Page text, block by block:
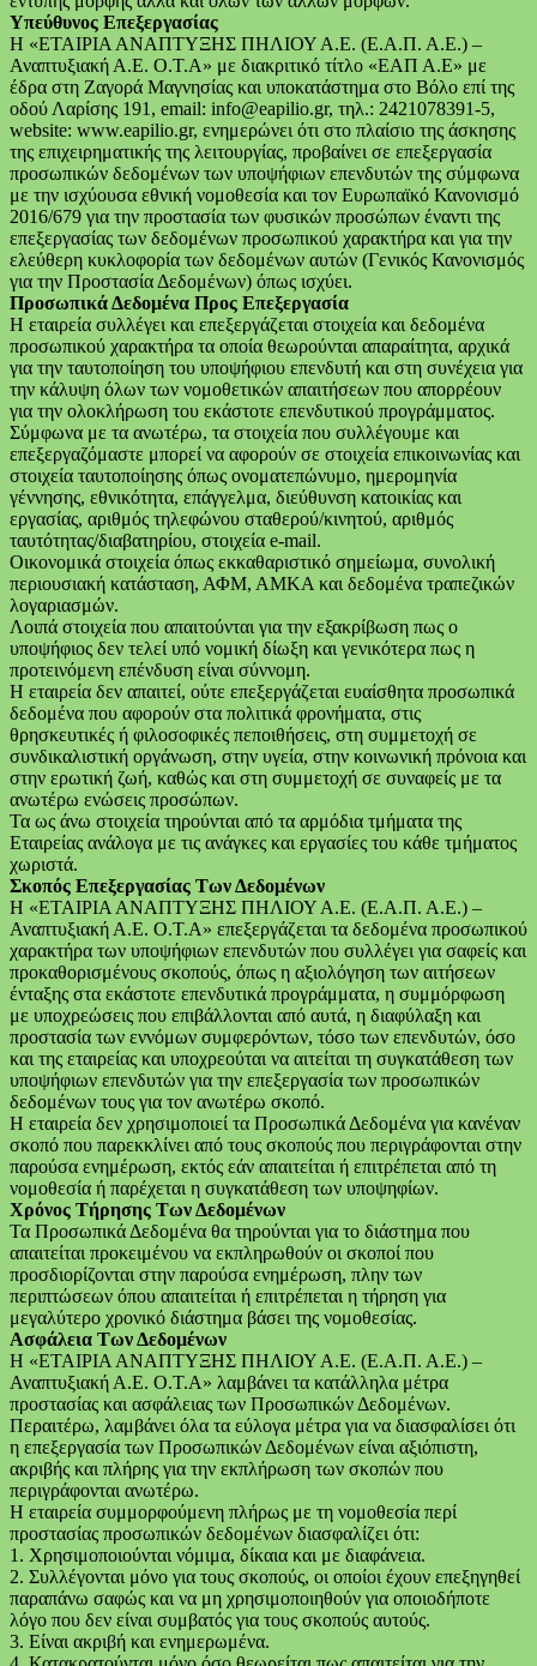
Υπεύθυνος Επεξεργασίας
Η «ΕΤΑΙΡΙΑ ΑΝΑΠΤΥΞΗΣ ΠΗΛΙΟΥ Α.Ε. (Ε.Α.Π. Α.Ε.) –
Αναπτυξιακή Α.Ε. Ο.Τ.Α» με διακριτικό τίτλο «ΕΑΠ Α.Ε» με
έδρα στη Ζαγορά Μαγνησίας και υποκατάστημα στο Βόλο επί της
οδού Λαρίσης 191, email: info@eapilio.gr, τηλ.: 2421078391-5,
website: www.eapilio.gr, ενημερώνει ότι στο πλαίσιο της άσκησης
της επιχειρηματικής της λειτουργίας, προβαίνει σε επεξεργασία
προσωπικών δεδομένων των υποψήφιων επενδυτών της σύμφωνα
με την ισχύουσα εθνική νομοθεσία και τον Ευρωπαϊκό Κανονισμό
2016/679 για την προστασία των φυσικών προσώπων έναντι της
επεξεργασίας των δεδομένων προσωπικού χαρακτήρα και για την
ελεύθερη κυκλοφορία των δεδομένων αυτών (Γενικός Κανονισμός
για την Προστασία Δεδομένων) όπως ισχύει.
Προσωπικά Δεδομένα Προς Επεξεργασία
Η εταιρεία συλλέγει και επεξεργάζεται στοιχεία και δεδομένα
προσωπικού χαρακτήρα τα οποία θεωρούνται απαραίτητα, αρχικά
για την ταυτοποίηση του υποψήφιου επενδυτή και στη συνέχεια για
την κάλυψη όλων των νομοθετικών απαιτήσεων που απορρέουν
για την ολοκλήρωση του εκάστοτε επενδυτικού προγράμματος.
Σύμφωνα με τα ανωτέρω, τα στοιχεία που συλλέγουμε και
επεξεργαζόμαστε μπορεί να αφορούν σε στοιχεία επικοινωνίας και
στοιχεία ταυτοποίησης όπως ονοματεπώνυμο, ημερομηνία
γέννησης, εθνικότητα, επάγγελμα, διεύθυνση κατοικίας και
εργασίας, αριθμός τηλεφώνου σταθερού/κινητού, αριθμός
ταυτότητας/διαβατηρίου, στοιχεία e-mail.
Οικονομικά στοιχεία όπως εκκαθαριστικό σημείωμα, συνολική
περιουσιακή κατάσταση, ΑΦΜ, ΑΜΚΑ και δεδομένα τραπεζικών
λογαριασμών.
Λοιπά στοιχεία που απαιτούνται για την εξακρίβωση πως ο
υποψήφιος δεν τελεί υπό νομική δίωξη και γενικότερα πως η
προτεινόμενη επένδυση είναι σύννομη.
Η εταιρεία δεν απαιτεί, ούτε επεξεργάζεται ευαίσθητα προσωπικά
δεδομένα που αφορούν στα πολιτικά φρονήματα, στις
θρησκευτικές ή φιλοσοφικές πεποιθήσεις, στη συμμετοχή σε
συνδικαλιστική οργάνωση, στην υγεία, στην κοινωνική πρόνοια και
στην ερωτική ζωή, καθώς και στη συμμετοχή σε συναφείς με τα
ανωτέρω ενώσεις προσώπων.
Τα ως άνω στοιχεία τηρούνται από τα αρμόδια τμήματα της
Εταιρείας ανάλογα με τις ανάγκες και εργασίες του κάθε τμήματος
χωριστά.
Σκοπός Επεξεργασίας Των Δεδομένων
Η «ΕΤΑΙΡΙΑ ΑΝΑΠΤΥΞΗΣ ΠΗΛΙΟΥ Α.Ε. (Ε.Α.Π. Α.Ε.) –
Αναπτυξιακή Α.Ε. Ο.Τ.Α» επεξεργάζεται τα δεδομένα προσωπικού
χαρακτήρα των υποψήφιων επενδυτών που συλλέγει για σαφείς και
προκαθορισμένους σκοπούς, όπως η αξιολόγηση των αιτήσεων
ένταξης στα εκάστοτε επενδυτικά προγράμματα, η συμμόρφωση
με υποχρεώσεις που επιβάλλονται από αυτά, η διαφύλαξη και
προστασία των εννόμων συμφερόντων, τόσο των επενδυτών, όσο
και της εταιρείας και υποχρεούται να αιτείται τη συγκατάθεση των
υποψήφιων επενδυτών για την επεξεργασία των προσωπικών
δεδομένων τους για τον ανωτέρω σκοπό.
Η εταιρεία δεν χρησιμοποιεί τα Προσωπικά Δεδομένα για κανέναν
σκοπό που παρεκκλίνει από τους σκοπούς που περιγράφονται στην
παρούσα ενημέρωση, εκτός εάν απαιτείται ή επιτρέπεται από τη
νομοθεσία ή παρέχεται η συγκατάθεση των υποψηφίων.
Χρόνος Τήρησης Των Δεδομένων
Τα Προσωπικά Δεδομένα θα τηρούνται για το διάστημα που
απαιτείται προκειμένου να εκπληρωθούν οι σκοποί που
προσδιορίζονται στην παρούσα ενημέρωση, πλην των
περιπτώσεων όπου απαιτείται ή επιτρέπεται η τήρηση για
μεγαλύτερο χρονικό διάστημα βάσει της νομοθεσίας.
Ασφάλεια Των Δεδομένων
Η «ΕΤΑΙΡΙΑ ΑΝΑΠΤΥΞΗΣ ΠΗΛΙΟΥ Α.Ε. (Ε.Α.Π. Α.Ε.) –
Αναπτυξιακή Α.Ε. Ο.Τ.Α» λαμβάνει τα κατάλληλα μέτρα
προστασίας και ασφάλειας των Προσωπικών Δεδομένων.
Περαιτέρω, λαμβάνει όλα τα εύλογα μέτρα για να διασφαλίσει ότι
η επεξεργασία των Προσωπικών Δεδομένων είναι αξιόπιστη,
ακριβής και πλήρης για την εκπλήρωση των σκοπών που
περιγράφονται ανωτέρω.
Η εταιρεία συμμορφούμενη πλήρως με τη νομοθεσία περί
προστασίας προσωπικών δεδομένων διασφαλίζει ότι:
1. Χρησιμοποιούνται νόμιμα, δίκαια και με διαφάνεια.
2. Συλλέγονται μόνο για τους σκοπούς, οι οποίοι έχουν επεξηγηθεί
παραπάνω σαφώς και να μη χρησιμοποιηθούν για οποιοδήποτε
λόγο που δεν είναι συμβατός για τους σκοπούς αυτούς.
3. Είναι ακριβή και ενημερωμένα.